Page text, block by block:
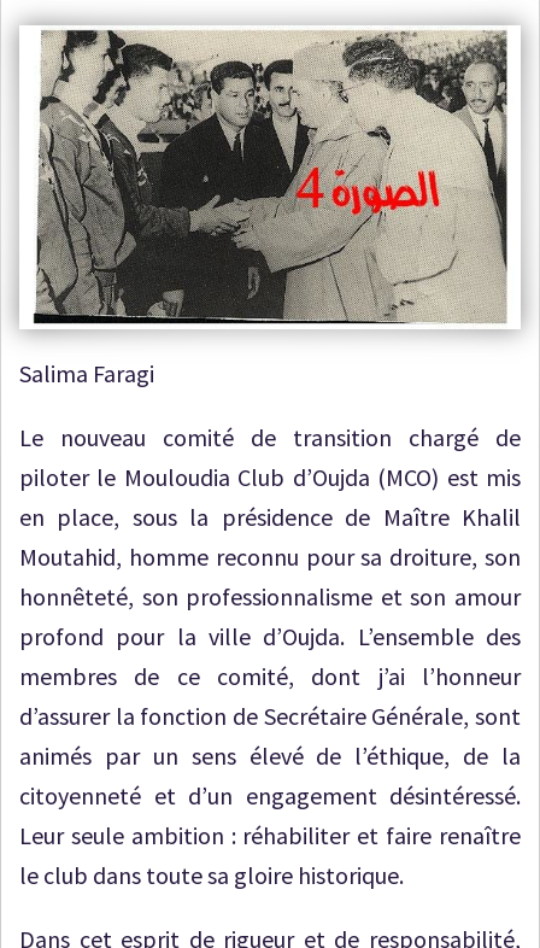
Salima Faragi
Le nouveau comité de transition chargé de
piloter le Mouloudia Club d’Oujda (MCO) est mis
en place, sous la présidence de Maître Khalil
Moutahid, homme reconnu pour sa droiture, son
honnêteté, son professionnalisme et son amour
profond pour la ville d’Oujda. L’ensemble des
membres de ce comité, dont j’ai l’honneur
d’assurer la fonction de Secrétaire Générale, sont
animés par un sens élevé de l’éthique, de la
citoyenneté et d’un engagement désintéressé.
Leur seule ambition : réhabiliter et faire renaître
le club dans toute sa gloire historique.
Dans cet esprit de rigueur et de responsabilité,